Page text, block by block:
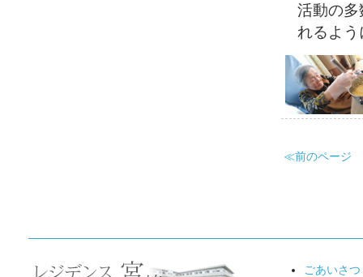
活動の
れるよ
≪前のページ
ごあいさつ